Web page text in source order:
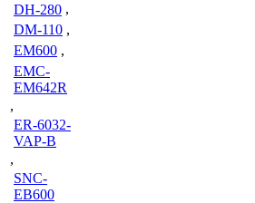
DH-280 ,
DM-110 ,
EM600 ,
EMC-
EM642R
,
ER-6032-
VAP-B
,
SNC-
EB600